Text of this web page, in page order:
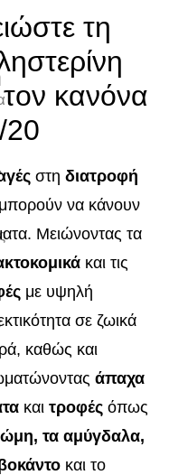
τη
κανόνα
20
στη διατροφή
να κάνουν
Μειώνοντας τα
και τις
με υψηλή
σε ζωικά
καθώς και
άπαχα
και τροφές όπως
τα αμύγδαλα,
και το